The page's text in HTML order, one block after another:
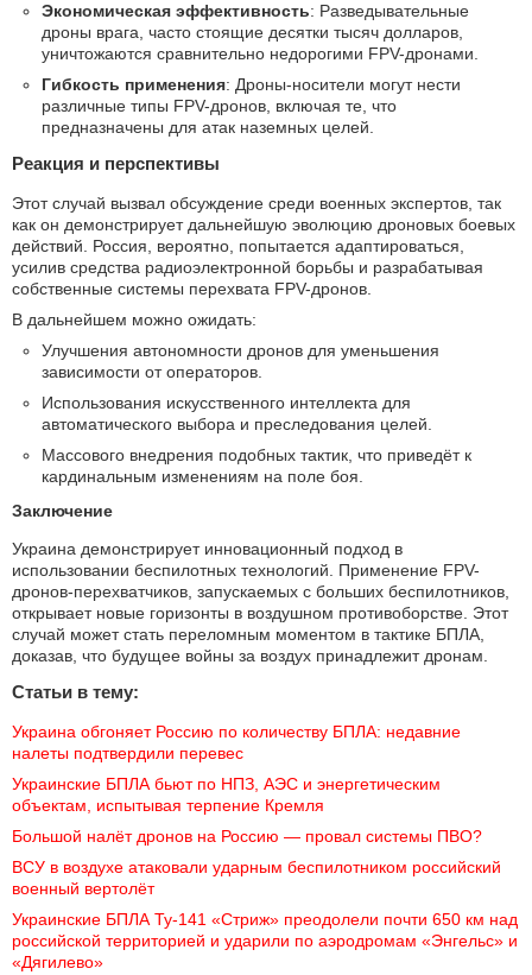
Экономическая эффективность: Разведывательные
дроны врага, часто стоящие десятки тысяч долларов,
уничтожаются сравнительно недорогими FPV-дронами.
Гибкость применения: Дроны-носители могут нести
различные типы FPV-дронов, включая те, что
предназначены для атак наземных целей.
Реакция и перспективы
Этот случай вызвал обсуждение среди военных экспертов, так
как он демонстрирует дальнейшую эволюцию дроновых боевых
действий. Россия, вероятно, попытается адаптироваться,
усилив средства радиоэлектронной борьбы и разрабатывая
собственные системы перехвата FPV-дронов.
В дальнейшем можно ожидать:
Улучшения автономности дронов для уменьшения
зависимости от операторов.
Использования искусственного интеллекта для
автоматического выбора и преследования целей.
Массового внедрения подобных тактик, что приведёт к
кардинальным изменениям на поле боя.
Заключение
Украина демонстрирует инновационный подход в
использовании беспилотных технологий. Применение FPV-
дронов-перехватчиков, запускаемых с больших беспилотников,
открывает новые горизонты в воздушном противоборстве. Этот
случай может стать переломным моментом в тактике БПЛА,
доказав, что будущее войны за воздух принадлежит дронам.
Статьи в тему:
Украина обгоняет Россию по количеству БПЛА: недавние
налеты подтвердили перевес
Украинские БПЛА бьют по НПЗ, АЭС и энергетическим
объектам, испытывая терпение Кремля
Большой налёт дронов на Россию — провал системы ПВО?
ВСУ в воздухе атаковали ударным беспилотником российский
военный вертолёт
Украинские БПЛА Ту-141 «Стриж» преодолели почти 650 км над
российской территорией и ударили по аэродромам «Энгельс» и
«Дягилево»